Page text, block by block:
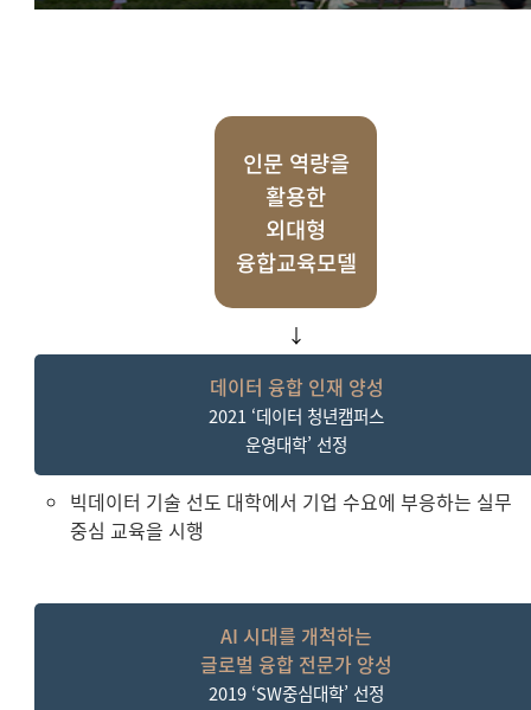
인문 역량을
활용한
외대형
융합교육모델
↓
데이터 융합 인재 양성
2021 ‘데이터 청년캠퍼스
운영대학’ 선정
빅데이터 기술 선도 대학에서 기업 수요에 부응하는 실무
중심 교육을 시행
AI 시대를 개척하는
글로벌 융합 전문가 양성
2019 ‘SW중심대학’ 선정